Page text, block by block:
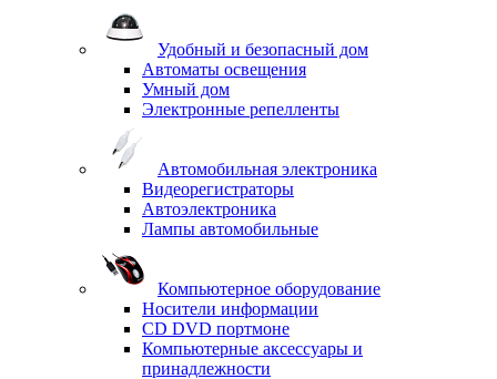
Удобный и безопасный дом
Автоматы освещения
Умный дом
Электронные репелленты
Автомобильная электроника
Видеорегистраторы
Автоэлектроника
Лампы автомобильные
Компьютерное оборудование
Носители информации
CD DVD портмоне
Компьютерные аксессуары и
принадлежности